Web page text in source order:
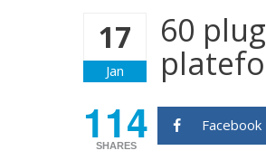
17
Jan
60
114
SHARES
Facebook